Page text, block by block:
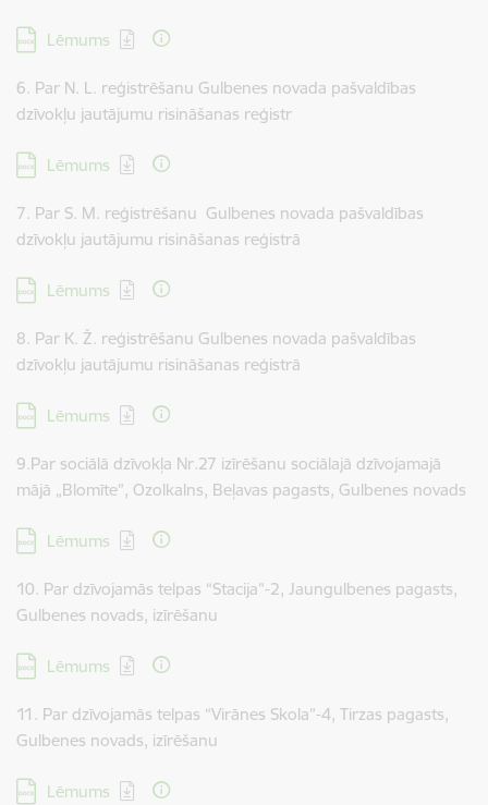
Lejupielādēt:
Lēmums
6. Par N. L. reģistrēšanu Gulbenes novada pašvaldības
dzīvokļu jautājumu risināšanas reģistr
Lejupielādēt:
Lēmums
7. Par S. M. reģistrēšanu Gulbenes novada pašvaldības
dzīvokļu jautājumu risināšanas reģistrā
Lejupielādēt:
Lēmums
8. Par K. Ž. reģistrēšanu Gulbenes novada pašvaldības
dzīvokļu jautājumu risināšanas reģistrā
Lejupielādēt:
Lēmums
9.Par sociālā dzīvokļa Nr.27 izīrēšanu sociālajā dzīvojamajā
mājā „Blomīte”, Ozolkalns, Beļavas pagasts, Gulbenes novads
Lejupielādēt:
Lēmums
10. Par dzīvojamās telpas “Stacija”-2, Jaungulbenes pagasts,
Gulbenes novads, izīrēšanu
Lejupielādēt:
Lēmums
11. Par dzīvojamās telpas “Virānes Skola”-4, Tirzas pagasts,
Gulbenes novads, izīrēšanu
Lejupielādēt:
Lēmums